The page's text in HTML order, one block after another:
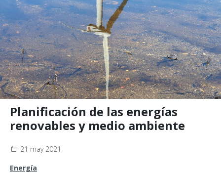
Planificación de las energías
renovables y medio ambiente
21 may 2021
Energía